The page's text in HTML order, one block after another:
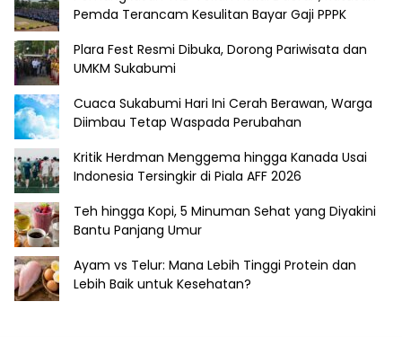
Pemda Terancam Kesulitan Bayar Gaji PPPK
Plara Fest Resmi Dibuka, Dorong Pariwisata dan
UMKM Sukabumi
Cuaca Sukabumi Hari Ini Cerah Berawan, Warga
Diimbau Tetap Waspada Perubahan
Kritik Herdman Menggema hingga Kanada Usai
Indonesia Tersingkir di Piala AFF 2026
Teh hingga Kopi, 5 Minuman Sehat yang Diyakini
Bantu Panjang Umur
Ayam vs Telur: Mana Lebih Tinggi Protein dan
Lebih Baik untuk Kesehatan?